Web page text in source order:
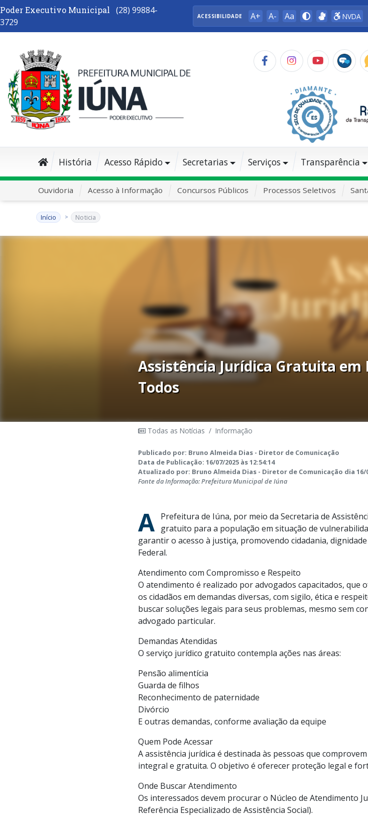
Poder Executivo Municipal
(28) 99884-
3729
ACESSIBILIDADE A+ A- Aa NVDA
História Acesso Rápido Secretarias Serviços Transparência
Ouvidoria Acesso à Informação Concursos Públicos Processos Seletivos
Início Noticia
Assistência Jurídica Gratuita em
Todos
Todas as Notícias / Informação
Publicado por: Bruno Almeida Dias - Diretor de Comunicação
Data de Publicação: 16/07/2025 às 12:54:14
Atualizado por: Bruno Almeida Dias - Diretor de Comunicação dia 16/
Fonte da Informação: Prefeitura Municipal de Iúna
A
Prefeitura de Iúna, por meio da Secretaria de
gratuito para a população em situação de
garantir o acesso à justiça, promovendo cidadania,
Federal.
Atendimento com Compromisso e Respeito
O atendimento é realizado por advogados capacitados, que
os cidadãos em demandas diversas, com sigilo, ética e
buscar soluções legais para seus problemas, mesmo sem
advogado particular.
Demandas Atendidas
O serviço jurídico gratuito contempla ações nas áreas:
Pensão alimentícia
Guarda de filhos
Reconhecimento de paternidade
Divórcio
E outras demandas, conforme avaliação da equipe
Quem Pode Acessar
A assistência jurídica é destinada às pessoas que
integral e gratuita. O objetivo é oferecer proteção legal e
Onde Buscar Atendimento
Os interessados devem procurar o Núcleo de Atendimento
Referência Especializado de Assistência Social).